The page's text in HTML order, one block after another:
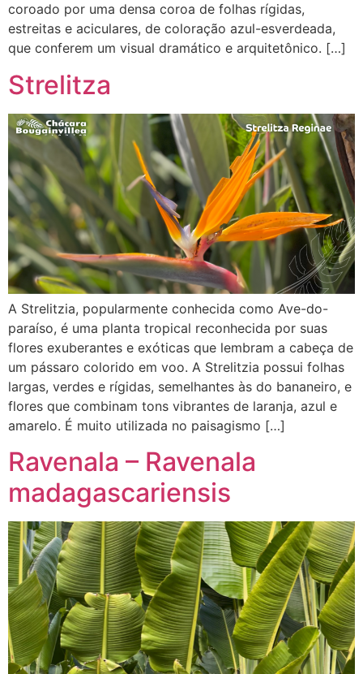
coroado por uma densa coroa de folhas rígidas,
estreitas e aciculares, de coloração azul-esverdeada,
que conferem um visual dramático e arquitetônico. […]
Strelitza
A Strelitzia, popularmente conhecida como Ave-do-
paraíso, é uma planta tropical reconhecida por suas
flores exuberantes e exóticas que lembram a cabeça de
um pássaro colorido em voo. A Strelitzia possui folhas
largas, verdes e rígidas, semelhantes às do bananeiro, e
flores que combinam tons vibrantes de laranja, azul e
amarelo. É muito utilizada no paisagismo […]
Ravenala – Ravenala
madagascariensis